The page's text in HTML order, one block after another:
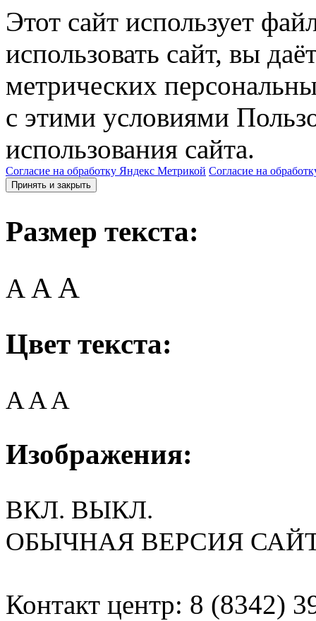
Этот сайт использует
использовать сайт, вы
метрических
с этими условиями
использования сайта.
Согласие на обработку Яндекс Метрикой Согласие на
Принять и закрыть
Размер текста:
A AA
Цвет текста:
AAA
Изображения:
ВКЛ. ВЫКЛ.
ОБЫЧНАЯ ВЕРСИЯ
Контакт центр: 8 (8342)